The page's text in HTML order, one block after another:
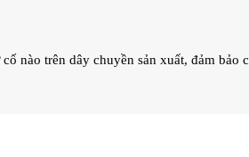
nào trên dây chuyền sản xuất, đảm